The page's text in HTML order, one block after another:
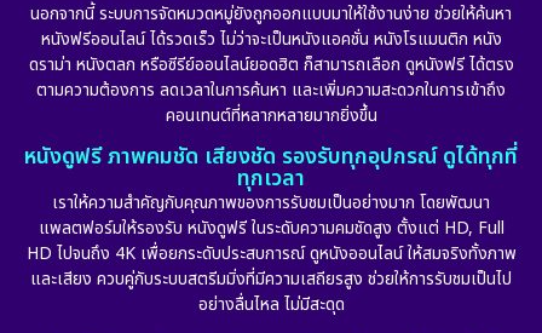
นอกจากนี้ ระบบการจัดหมวดหมู่ยังถูกออกแบบมาให้ใช้งานง่าย ช่วยให้ค้นหา
หนังฟรีออนไลน์ ได้รวดเร็ว ไม่ว่าจะเป็นหนังแอคชั่น หนังโรแมนติก หนัง
ดราม่า หนังตลก หรือซีรีย์ออนไลน์ยอดฮิต ก็สามารถเลือก ดูหนังฟรี ได้ตรง
ตามความต้องการ ลดเวลาในการค้นหา และเพิ่มความสะดวกในการเข้าถึง
คอนเทนต์ที่หลากหลายมากยิ่งขึ้น
หนังดูฟรี ภาพคมชัด เสียงชัด รองรับทุกอุปกรณ์ ดูได้ทุกที่
ทุกเวลา
เราให้ความสำคัญกับคุณภาพของการรับชมเป็นอย่างมาก โดยพัฒนา
แพลตฟอร์มให้รองรับ หนังดูฟรี ในระดับความคมชัดสูง ตั้งแต่ HD, Full
HD ไปจนถึง 4K เพื่อยกระดับประสบการณ์ ดูหนังออนไลน์ ให้สมจริงทั้งภาพ
และเสียง ควบคู่กับระบบสตรีมมิ่งที่มีความเสถียรสูง ช่วยให้การรับชมเป็นไป
อย่างลื่นไหล ไม่มีสะดุด